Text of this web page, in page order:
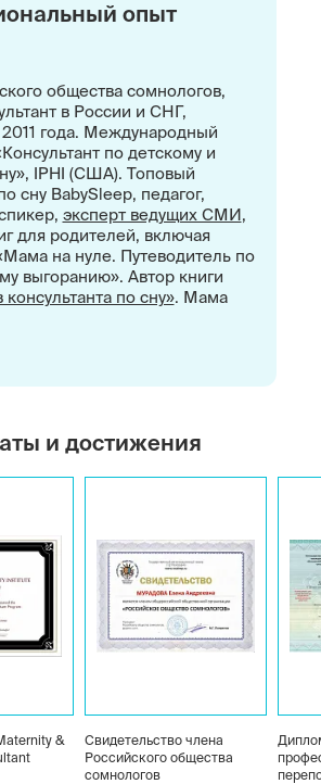
опыт
общества сомнологов,
в России и СНГ,
2011 года. Международный
по детскому и
IPHI (США). Топовый
сну BabySleep, педагог,
эксперт ведущих СМИ,
для родителей, включая
на нуле. Путеводитель по
выгоранию». Автор книги
по сну». Мама
и достижения
&
Свидетельство члена
Российского общества
сомнологов